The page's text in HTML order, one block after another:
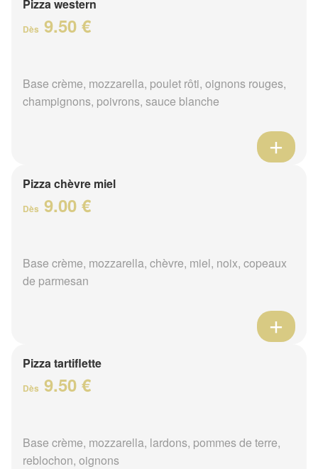
Pizza western
Dès 9.50 €
Base crème, mozzarella, poulet rôti, oignons rouges,
champignons, poivrons, sauce blanche
Pizza chèvre miel
Dès 9.00 €
Base crème, mozzarella, chèvre, miel, noix, copeaux
de parmesan
Pizza tartiflette
Dès 9.50 €
Base crème, mozzarella, lardons, pommes de terre,
reblochon, oignons